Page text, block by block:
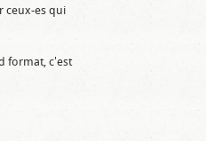
ceux-es qui
format, c'est